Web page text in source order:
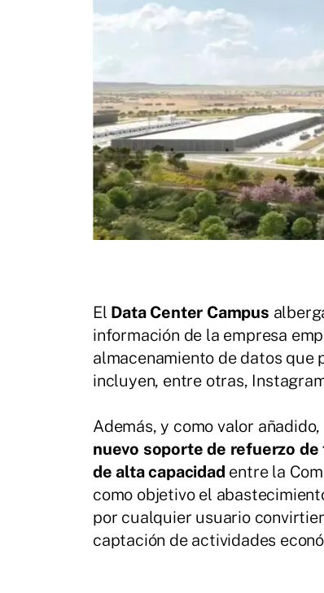
El Data Center Campus
información de la empresa
almacenamiento de datos que
incluyen, entre otras,
Además, y como valor
nuevo soporte de refuerzo
de alta capacidad entre la
como objetivo el
por cualquier usuario
captación de actividades